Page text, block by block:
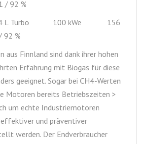
%
8,4 L Turbo 100 kWe 156
%
aus Finnland sind dank ihrer hohen
Erfahrung mit Biogas für diese
geeignet. Sogar bei CH4-Werten
Motoren bereits Betriebszeiten >
um echte Industriemotoren
und präventiver
werden. Der Endverbraucher